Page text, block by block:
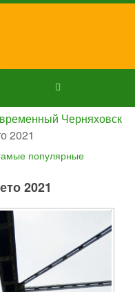
Черняховск
2021
популярные
2021